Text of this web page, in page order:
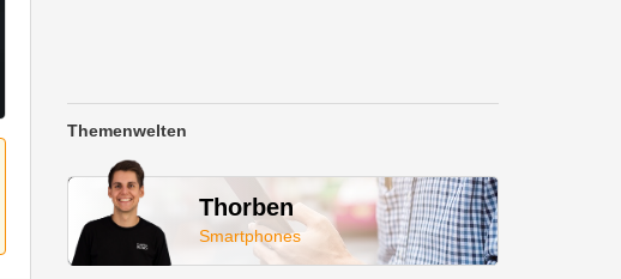
Themenwelten
Thorben
Smartphones